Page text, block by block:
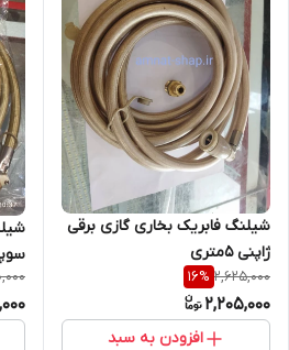
شیلنگ فابریک بخاری گازی برقی
ژاپنی 5متری
2,625,000
16%
2,205,000
افزودن به سبد